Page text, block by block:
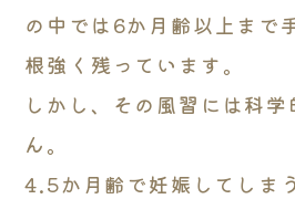
の中では6か月齢以上まで
根強く残っています。
しかし、その風習には科
ん。
4.5か月齢で妊娠してしま